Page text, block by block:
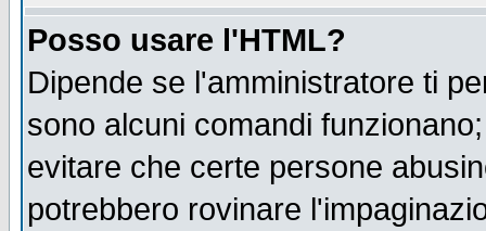
Posso usare l'HTML?
Dipende se l'amministratore ti
sono alcuni comandi
evitare che certe persone
potrebbero rovinare